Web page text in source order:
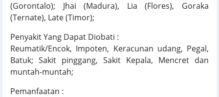
(Gorontalo); Jhai (Madura), Lia (Flores), Goraka
(Ternate), Late (Timor);
Penyakit Yang Dapat Diobati :
Reumatik/Encok, Impoten, Keracunan udang, Pegal,
Batuk; Sakit pinggang, Sakit Kepala, Mencret dan
muntah-muntah;
Pemanfaatan :